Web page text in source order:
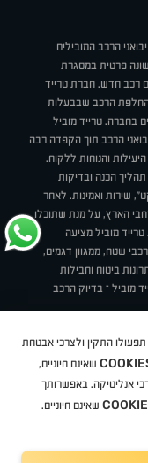
הרכב המובילים
פרטית במסגרת
רכב חדש. חברת טרייד
החלפת הרכב שבבעלות
בחברה. טרייד מוביל
הרכב תוך הקפדה רבה
והנוחות ללקוח.
הכנה ובדיקות
שירות ואמינות. לאחר
הארץ, על מנת שתוכלו
מוביל מציעה
שטח, ממגוון דגמים,
ביטוח וחבילות
מוביל – בדיוק הרכב
עובד? דרושים
טויוטהדאצ'יהפולקסווגןטסלה
תפעולו התקין ולצרכי אבטחת
שאינם חיוניים,
אנליטיקה. באפשרותך
שאינם חיוניים.